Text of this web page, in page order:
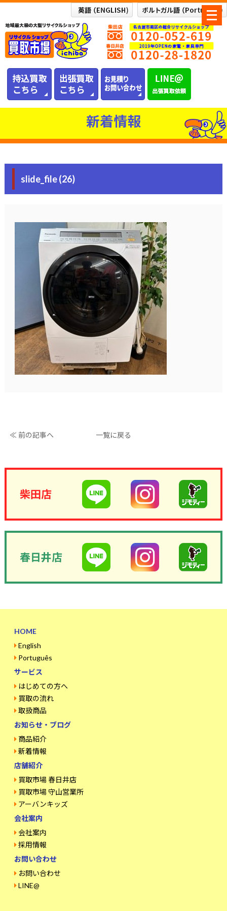
メ
ニ
ュ
ー
新着情報
slide_file (26)
≪ 前の記事へ 一覧に戻る
柴田店
春日井店
HOME
English
Português
サービス
はじめての方へ
買取の流れ
取扱商品
お知らせ・ブログ
商品紹介
新着情報
店舗紹介
買取市場 春日井店
買取市場 守山営業所
アーバンキッズ
会社案内
会社案内
採用情報
お問い合わせ
お問い合わせ
LINE@